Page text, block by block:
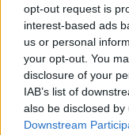
opt-out request is
interest-based ads
us or personal
your opt-out. You
disclosure of your
IAB’s list of
also be disclosed
Downstream